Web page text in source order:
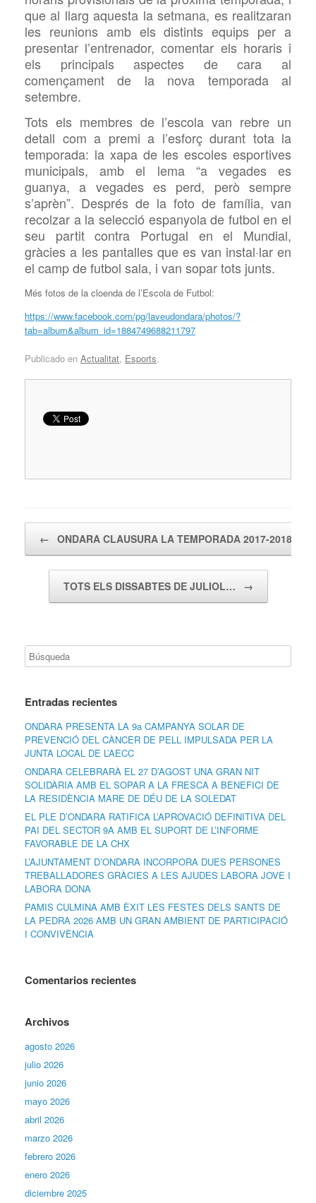
que al llarg aquesta la setmana, es realitzaran
les reunions amb els distints equips per a
presentar l’entrenador, comentar els horaris i
els principals aspectes de cara al
començament de la nova temporada al
setembre.
Tots els membres de l’escola van rebre un
detall com a premi a l’esforç durant tota la
temporada: la xapa de les escoles esportives
municipals, amb el lema “a vegades es
guanya, a vegades es perd, però sempre
s’aprèn”. Després de la foto de família, van
recolzar a la selecció espanyola de futbol en el
seu partit contra Portugal en el Mundial,
gràcies a les pantalles que es van instal·lar en
el camp de futbol sala, i van sopar tots junts.
Més fotos de la cloenda de l’Escola de Futbol:
https://www.facebook.com/pg/laveudondara/photos/?
tab=album&album_id=1884749688211797
Publicado en Actualitat, Esports.
← ONDARA CLAUSURA LA TEMPORADA 2017-2018…
TOTS ELS DISSABTES DE JULIOL… →
Entradas recientes
ONDARA PRESENTA LA 9a CAMPANYA SOLAR DE
PREVENCIÓ DEL CÀNCER DE PELL IMPULSADA PER LA
JUNTA LOCAL DE L’AECC
ONDARA CELEBRARÀ EL 27 D’AGOST UNA GRAN NIT
SOLIDÀRIA AMB EL SOPAR A LA FRESCA A BENEFICI DE
LA RESIDÈNCIA MARE DE DÉU DE LA SOLEDAT
EL PLE D’ONDARA RATIFICA L’APROVACIÓ DEFINITIVA DEL
PAI DEL SECTOR 9A AMB EL SUPORT DE L’INFORME
FAVORABLE DE LA CHX
L’AJUNTAMENT D’ONDARA INCORPORA DUES PERSONES
TREBALLADORES GRÀCIES A LES AJUDES LABORA JOVE I
LABORA DONA
PAMIS CULMINA AMB ÈXIT LES FESTES DELS SANTS DE
LA PEDRA 2026 AMB UN GRAN AMBIENT DE PARTICIPACIÓ
I CONVIVÈNCIA
Comentarios recientes
Archivos
agosto 2026
julio 2026
junio 2026
mayo 2026
abril 2026
marzo 2026
febrero 2026
enero 2026
diciembre 2025